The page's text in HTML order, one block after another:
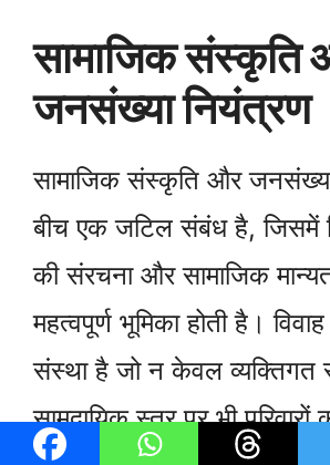
सामाजिक संस्कृति
जनसंख्या नियंत्रण
सामाजिक संस्कृति और
बीच एक जटिल संबंध है, जिसमें
की संरचना और सामाजिक
महत्वपूर्ण भूमिका होती है।
संस्था है जो न केवल व्यक्तिगत
सामुदायिक स्तर पर भी परिवारों